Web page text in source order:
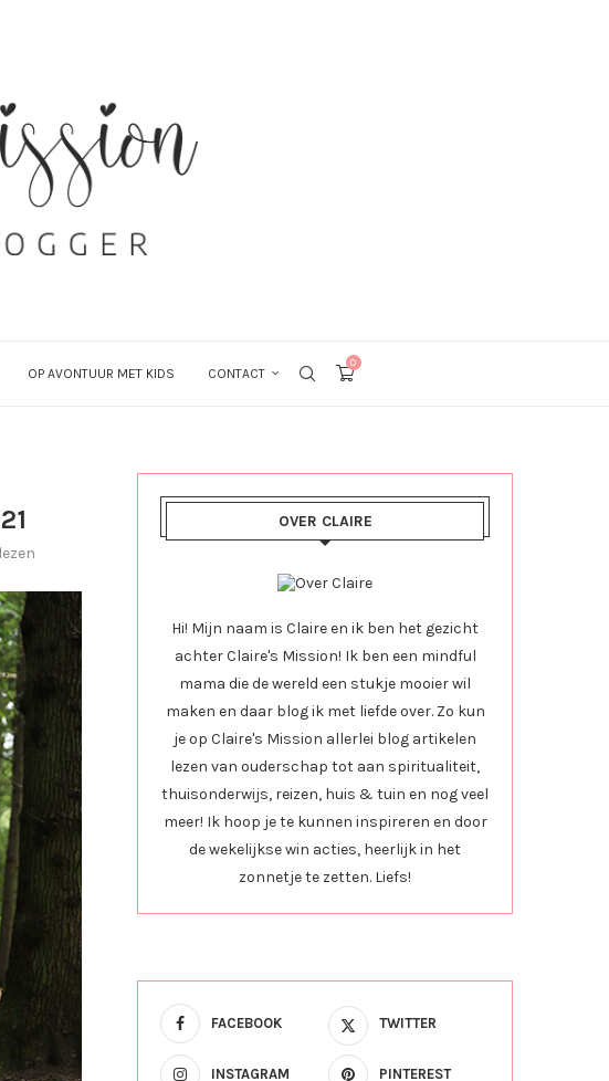
OP AVONTUUR MET KIDS CONTACT
0
OVER CLAIRE
Hi! Mijn naam is Claire en ik ben het gezicht
achter Claire's Mission! Ik ben een mindful
mama die de wereld een stukje mooier wil
maken en daar blog ik met liefde over. Zo kun
je op Claire's Mission allerlei blog artikelen
lezen van ouderschap tot aan spiritualiteit,
thuisonderwijs, reizen, huis & tuin en nog veel
meer! Ik hoop je te kunnen inspireren en door
de wekelijkse win acties, heerlijk in het
zonnetje te zetten. Liefs!
FACEBOOK TWITTER
INSTAGRAM PINTEREST